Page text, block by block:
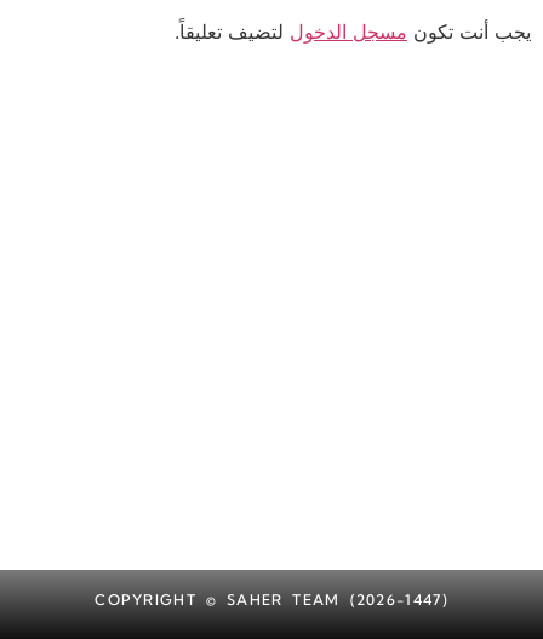
يجب أنت تكون مسجل الدخول لتضيف تعليقاً.
COPYRIGHT © SAHER TEAM (2026-1447)